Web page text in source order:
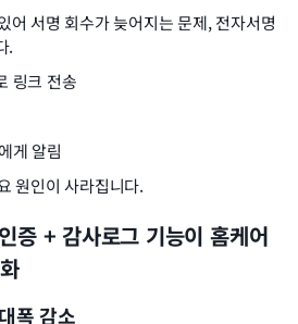
어 서명 회수가 늦어지는 문제, 전자서명
.
링크 전송
게 알림
원인이 사라집니다.
증 + 감사로그 기능이 홈케어
폭 감소